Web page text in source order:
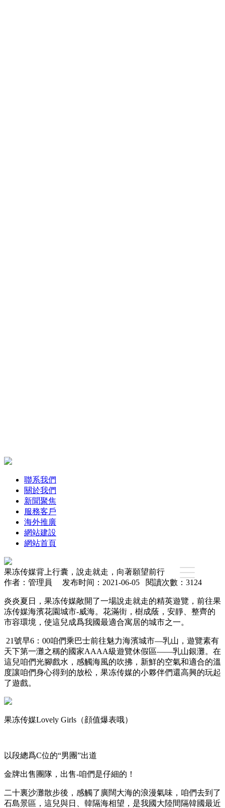
聯系我們
關於我們
新聞聚焦
服務客戶
海外推廣
網站建設
網站首頁
果冻传媒背上行囊，說走就走，向著願望前行
作者：管理員 发布时间：2021-06-05 閱讀次數：3124
炎炎夏日，果冻传媒敞開了一場說走就走的精英遊覽，前往果
冻传媒海濱花園城市-威海。花滿街，樹成蔭，安靜、整齊的
市容環境，使這兒成爲我國最適合寓居的城市之一。
21號早6：00咱們乘巴士前往魅力海濱城市—乳山，遊覽素有
天下第一灘之稱的國家AAAA級遊覽休假區——乳山銀灘。在
這兒咱們光腳戲水，感觸海風的吹拂，新鮮的空氣和適合的溫
度讓咱們身心得到的放松，果冻传媒的小夥伴們還高興的玩起
了遊戲。
果冻传媒Lovely Girls（顔值爆表哦）
以段總爲C位的“男團”出道
金牌出售團隊，出售-咱們是仔細的！
二十裏沙灘散步後，感觸了廣闊大海的浪漫氣味，咱們去到了
石島景區，這兒與日、韓隔海相望，是我國大陸間隔韓國最近